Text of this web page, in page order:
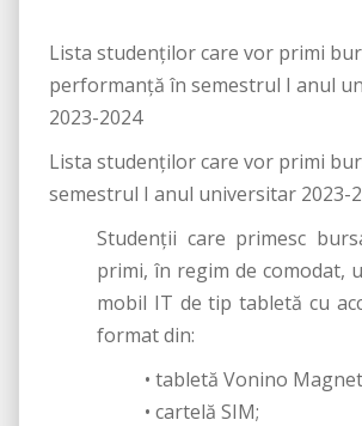
Lista studenților care vor primi
performanță în semestrul I anul
2023-2024
Lista studenților care vor primi
semestrul I anul universitar 2023-
Studenții care primesc
primi, în regim de comodat,
mobil IT de tip tabletă cu
format din:
• tabletă Vonino
• cartelă SIM;